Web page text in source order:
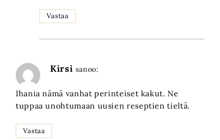
Vastaa
Kirsi sanoo:
Ihania nämä vanhat perinteiset kakut. Ne
tuppaa unohtumaan uusien reseptien tieltä.
Vastaa